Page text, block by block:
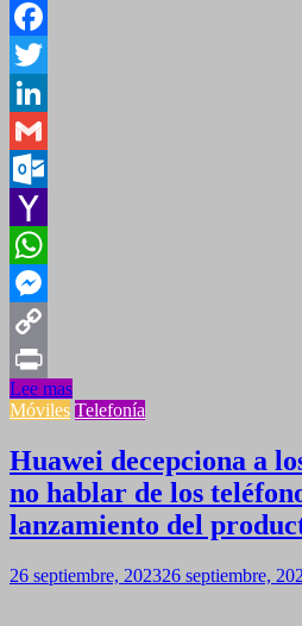
Facebook
Twitter
LinkedIn
Gmail
Outlook.com
Yahoo
Mail
WhatsApp
Messenger
Copy
Link
Print
Lee mas
Móviles Telefonía
Huawei decepciona a
no hablar de los
lanzamiento del
26 septiembre, 202326 septiembre,